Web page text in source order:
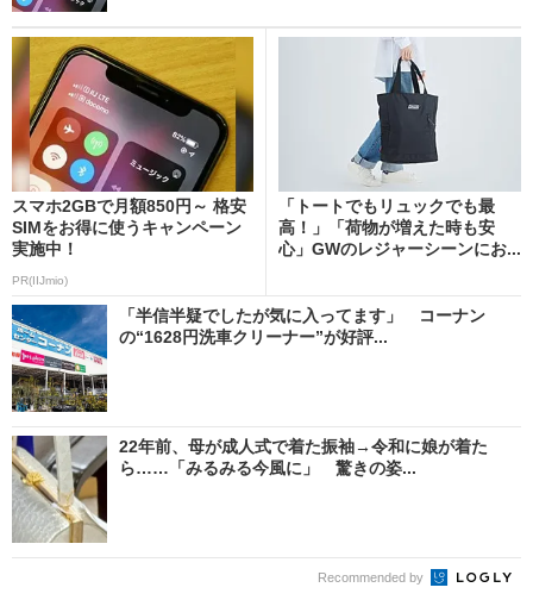
スマホ2GBで月額850円～ 格安
SIMをお得に使うキャンペーン
実施中！
PR(IIJmio)
「トートでもリュックでも最
高！」「荷物が増えた時も安
心」GWのレジャーシーンにお...
「半信半疑でしたが気に入ってます」 コーナン
の“1628円洗車クリーナー”が好評...
22年前、母が成人式で着た振袖→令和に娘が着た
ら……「みるみる今風に」 驚きの姿...
Recommended by